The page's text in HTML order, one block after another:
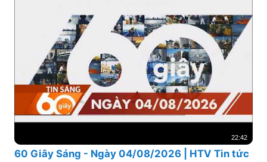
22:42
60 Giây Sáng - Ngày 04/08/2026 | HTV Tin tức